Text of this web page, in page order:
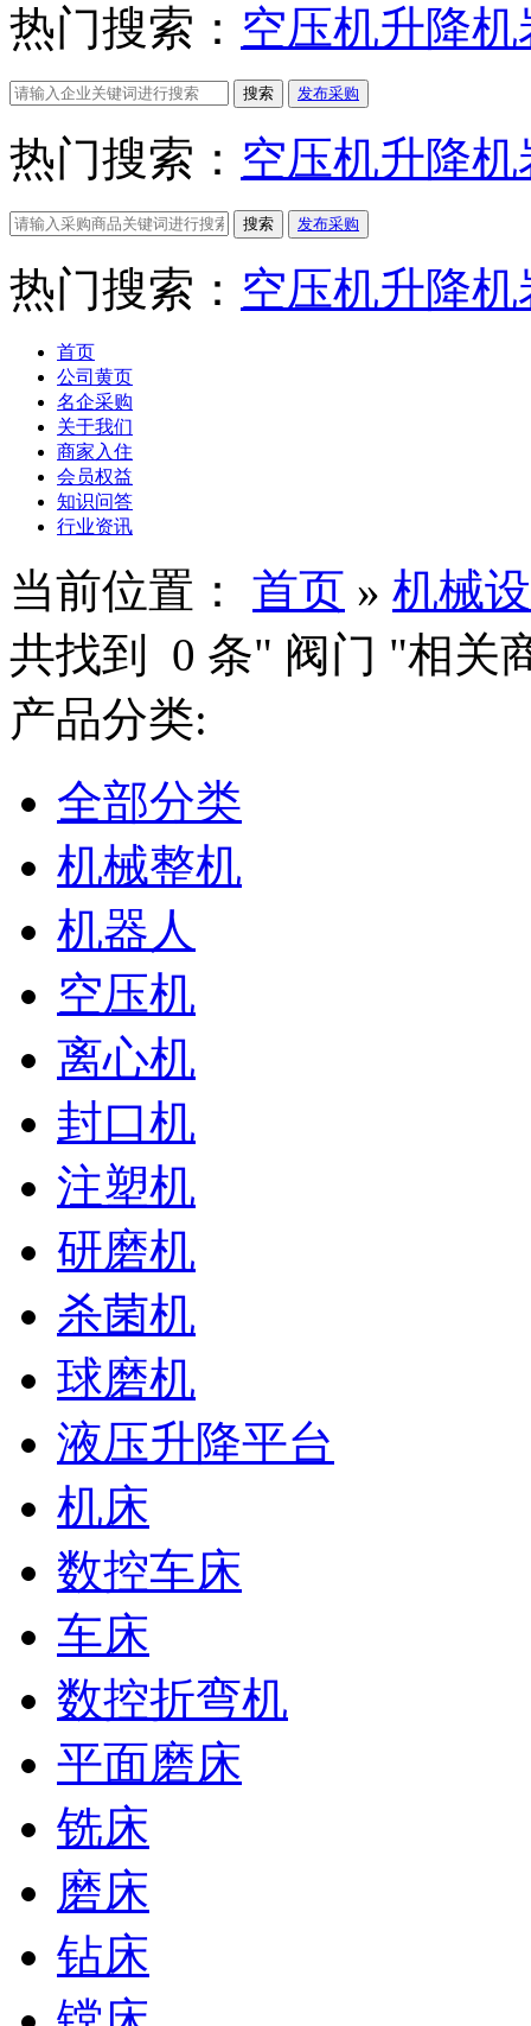
热门搜索： 空压机升降机
搜索 发布采购
热门搜索： 空压机升降机
搜索 发布采购
热门搜索： 空压机升降机
首页
公司黄页
名企采购
关于我们
商家入住
会员权益
知识问答
行业资讯
当前位置： 首页 » 机械
共找到
0 条" 阀门 "相关
产品分类:
全部分类
机械整机
机器人
空压机
离心机
封口机
注塑机
研磨机
杀菌机
球磨机
液压升降平台
机床
数控车床
车床
数控折弯机
平面磨床
铣床
磨床
钻床